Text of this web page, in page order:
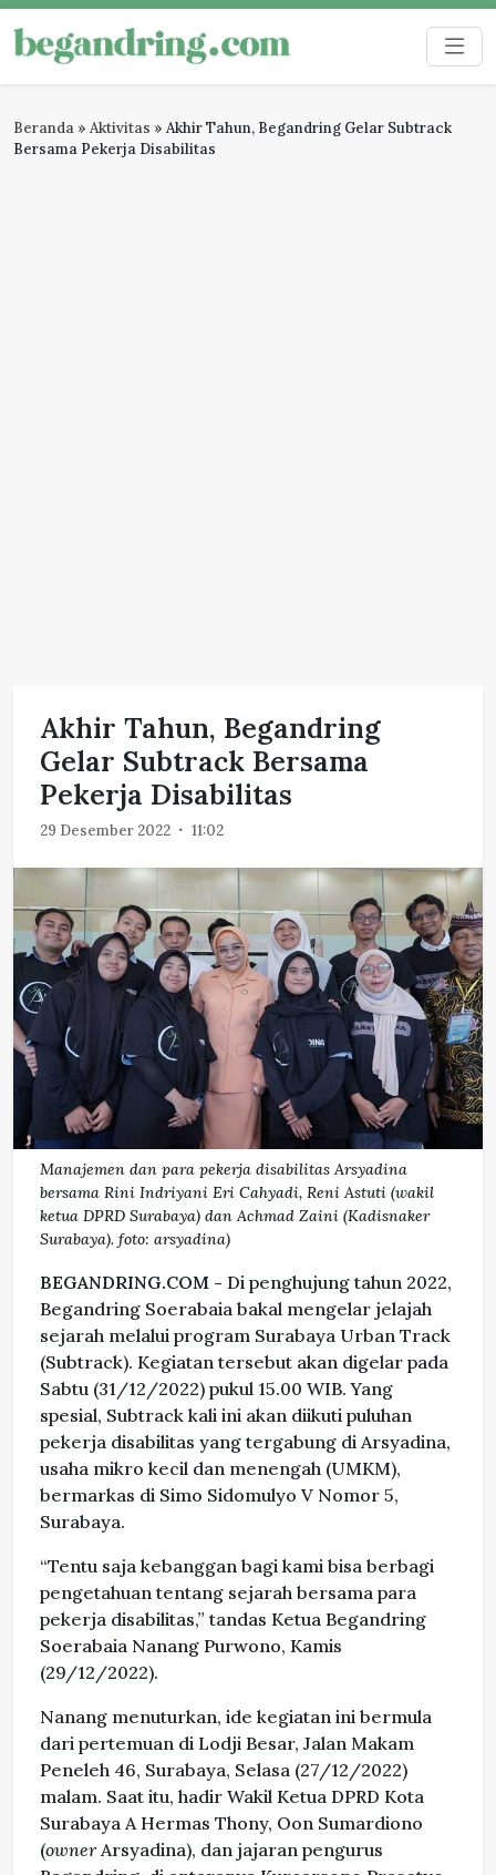
Skip
to
content
Begandring
Menjaga ingatan untuk masa depan
Beranda » Aktivitas » Akhir Tahun, Begandring Gelar Subtrack
Bersama Pekerja Disabilitas
Akhir Tahun, Begandring
Gelar Subtrack Bersama
Pekerja Disabilitas
29 Desember 2022 11:02
Manajemen dan para pekerja disabilitas Arsyadina
bersama Rini Indriyani Eri Cahyadi, Reni Astuti (wakil
ketua DPRD Surabaya) dan Achmad Zaini (Kadisnaker
Surabaya). foto: arsyadina)
BEGANDRING.COM - Di penghujung tahun 2022,
Begandring Soerabaia bakal mengelar jelajah
sejarah melalui program Surabaya Urban Track
(Subtrack). Kegiatan tersebut akan digelar pada
Sabtu (31/12/2022) pukul 15.00 WIB. Yang
spesial, Subtrack kali ini akan diikuti puluhan
pekerja disabilitas yang tergabung di Arsyadina,
usaha mikro kecil dan menengah (UMKM),
bermarkas di Simo Sidomulyo V Nomor 5,
Surabaya.
“Tentu saja kebanggan bagi kami bisa berbagi
pengetahuan tentang sejarah bersama para
pekerja disabilitas,” tandas Ketua Begandring
Soerabaia Nanang Purwono, Kamis
(29/12/2022).
Nanang menuturkan, ide kegiatan ini bermula
dari pertemuan di Lodji Besar, Jalan Makam
Peneleh 46, Surabaya, Selasa (27/12/2022)
malam. Saat itu, hadir Wakil Ketua DPRD Kota
Surabaya A Hermas Thony, Oon Sumardiono
(ownerArsyadina), dan jajaran pengurus